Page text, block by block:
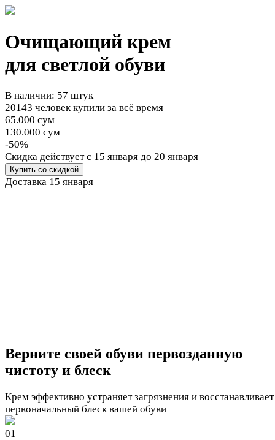
Очищающий крем
для светлой обуви
В наличии: 57 штук
20143 человек купили за всё время
65.000 сум
130.000 сум
-50%
Cкидка действуетс 15 января до 20 января
Купить со скидкой
Доставка 15 января
Верните своей обуви первозданную
чистоту и блеск
Крем эффективно устраняет загрязнения и восстанавливает
первоначальный блеск вашей обуви
01